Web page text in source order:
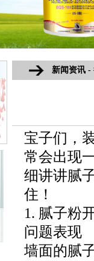
新闻资讯 -
宝子们，
常会出现
细讲讲腻
住！
1. 腻子粉
问题表现
墙面的腻